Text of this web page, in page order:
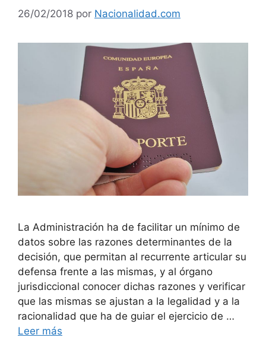
26/02/2018 por Nacionalidad.com
La Administración ha de facilitar un mínimo de
datos sobre las razones determinantes de la
decisión, que permitan al recurrente articular su
defensa frente a las mismas, y al órgano
jurisdiccional conocer dichas razones y verificar
que las mismas se ajustan a la legalidad y a la
racionalidad que ha de guiar el ejercicio de …
Leer más